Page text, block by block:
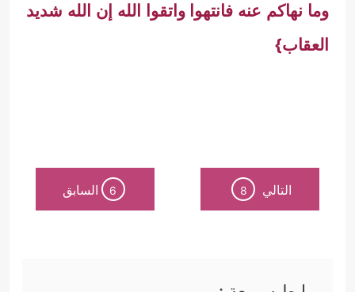
وما نهاكم عنه فانتهوا واتقوا الله إن الله شديد
العقاب}
التالي 8
6 السابق